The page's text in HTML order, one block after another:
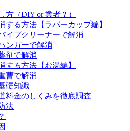
方（DIY or 業者？）
する方法【ラバーカップ編】
イプクリーナーで解消
ンガーで解消
剤で解消
する方法【お湯編】
曹で解消
礎知識
料金のしくみを徹底調査
法